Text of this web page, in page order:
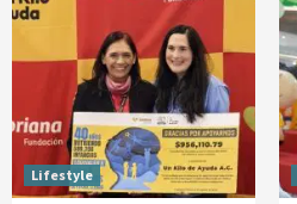
Lifestyle